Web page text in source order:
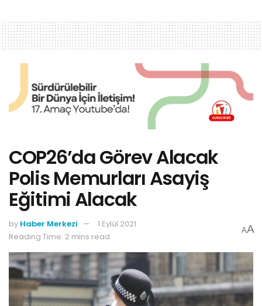
COP26’da Görev Alacak
Polis Memurları Asayiş
Eğitimi Alacak
by Haber Merkezi
1 Eylül 2021
Reading Time: 2 mins read
AA